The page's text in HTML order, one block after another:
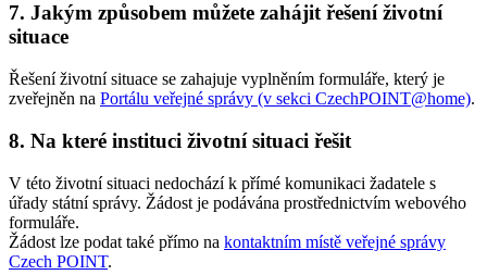
7. Jakým způsobem můžete zahájit řešení životní
situace
Řešení životní situace se zahajuje vyplněním formuláře, který je
zveřejněn na Portálu veřejné správy (v sekci CzechPOINT@home).
8. Na které instituci životní situaci řešit
V této životní situaci nedochází k přímé komunikaci žadatele s
úřady státní správy. Žádost je podávána prostřednictvím webového
formuláře.
Žádost lze podat také přímo na kontaktním místě veřejné správy
Czech POINT.